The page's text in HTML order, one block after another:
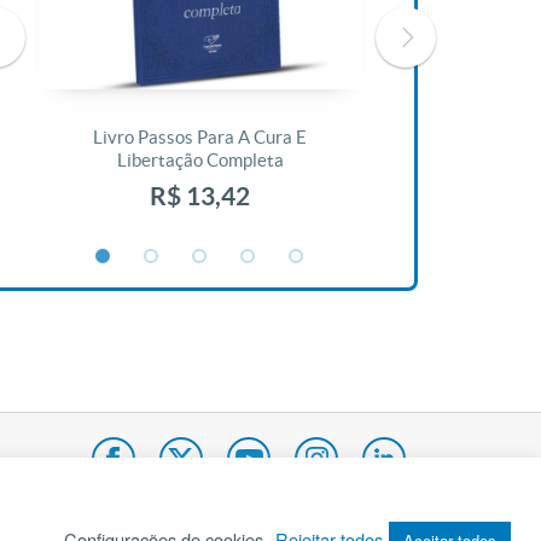
Livro Passos Para A Cura E
Libertação Completa
R$ 13,42